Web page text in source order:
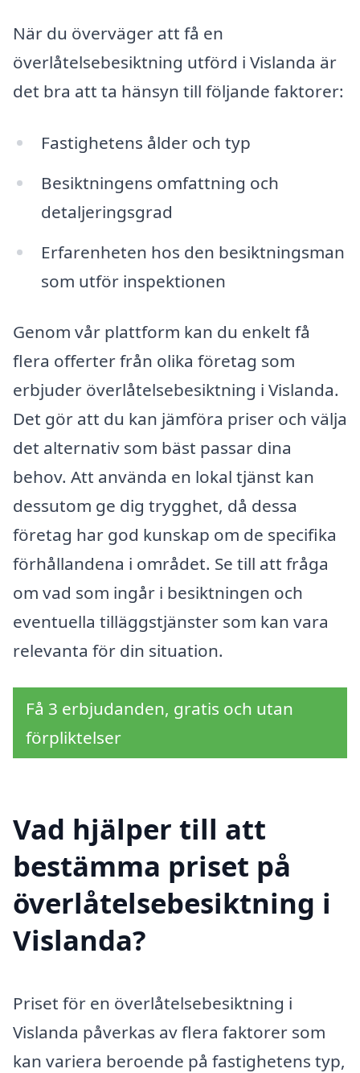
När du överväger att få en
överlåtelsebesiktning utförd i Vislanda är
det bra att ta hänsyn till följande faktorer:
Fastighetens ålder och typ
Besiktningens omfattning och
detaljeringsgrad
Erfarenheten hos den besiktningsman
som utför inspektionen
Genom vår plattform kan du enkelt få
flera offerter från olika företag som
erbjuder överlåtelsebesiktning i Vislanda.
Det gör att du kan jämföra priser och välja
det alternativ som bäst passar dina
behov. Att använda en lokal tjänst kan
dessutom ge dig trygghet, då dessa
företag har god kunskap om de specifika
förhållandena i området. Se till att fråga
om vad som ingår i besiktningen och
eventuella tilläggstjänster som kan vara
relevanta för din situation.
Få 3 erbjudanden, gratis och utan
förpliktelser
Vad hjälper till att
bestämma priset på
överlåtelsebesiktning i
Vislanda?
Priset för en överlåtelsebesiktning i
Vislanda påverkas av flera faktorer som
kan variera beroende på fastighetens typ,